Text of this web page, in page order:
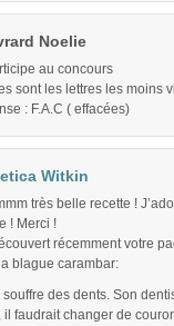
Noelie
au concours
sont les lettres les moins
: F.A.C ( effacées)
Witkin
très belle recette !
! Merci !
récemment votre
blague carambar:
souffre des dents. Son
il faudrait changer de